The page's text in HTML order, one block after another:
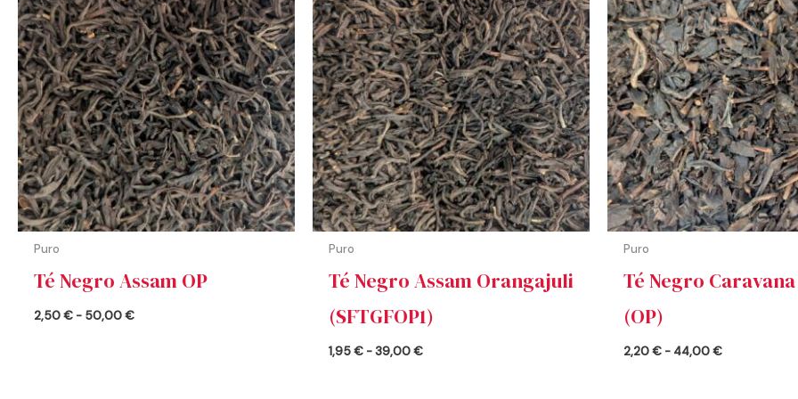
Puro
Té Negro Assam OP
2,50€ - 50,00€
desde
2,50 €
hasta
50,00 €
Puro
Té Negro Assam Orangajuli
(SFTGFOP1)
1,95€ -39,00€
desde
1,95 €
hasta
39,00 €
Puro
Té Negro
(OP)
2,20€ - 44,00€
desde
2,20 €
hasta
44,00 €